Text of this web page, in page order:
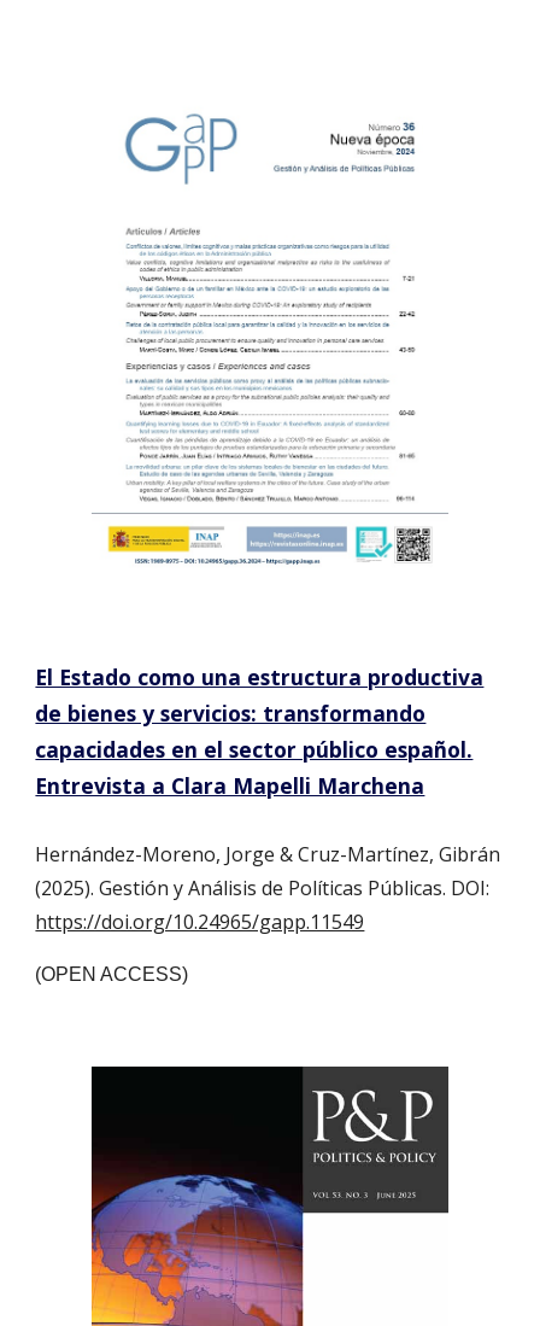
El Estado como una estructura productiva
de bienes y servicios: transformando
capacidades en el sector público español.
Entrevista a Clara Mapelli Marchena
Hernández-Moreno, Jorge & Cruz-Martínez, Gibrán
(2025). Gestión y Análisis de Políticas Públicas. DOI:
https://doi.org/10.24965/gapp.11549
(OPEN ACCESS)